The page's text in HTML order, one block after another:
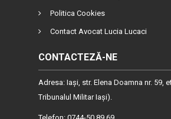
Politica Cookies
Contact Avocat Lucia Lucaci
CONTACTEZĂ-NE
Adresa: Iaşi, str. Elena Doamna nr. 59,
Tribunalul Militar Iaşi).